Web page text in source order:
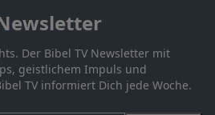
Der Bibel TV Newsletter mit
geistlichem Impuls und
TV informiert Dich jede Woche.